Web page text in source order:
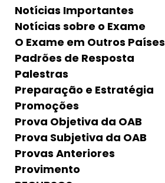
Notícias Importantes
Notícias sobre o Exame
O Exame em Outros Países
Padrões de Resposta
Palestras
Preparação e Estratégia
Promoções
Prova Objetiva da OAB
Prova Subjetiva da OAB
Provas Anteriores
Provimento